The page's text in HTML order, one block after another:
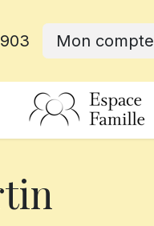
Mon compte